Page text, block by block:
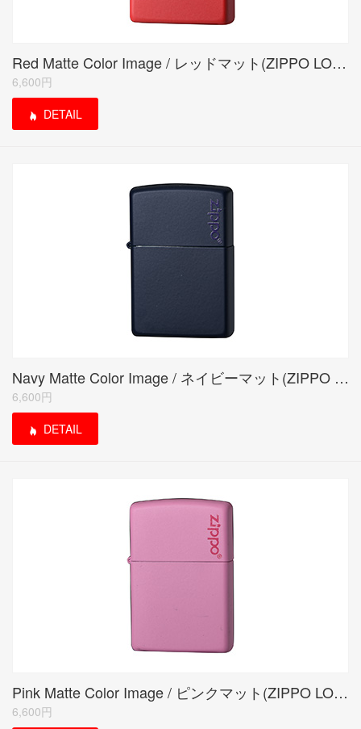
Red Matte Color Image / レッドマット(ZIPPO LOGO)
6,600円
DETAIL
Navy Matte Color Image / ネイビーマット(ZIPPO LOGO)
6,600円
DETAIL
Pink Matte Color Image / ピンクマット(ZIPPO LOGO)
6,600円